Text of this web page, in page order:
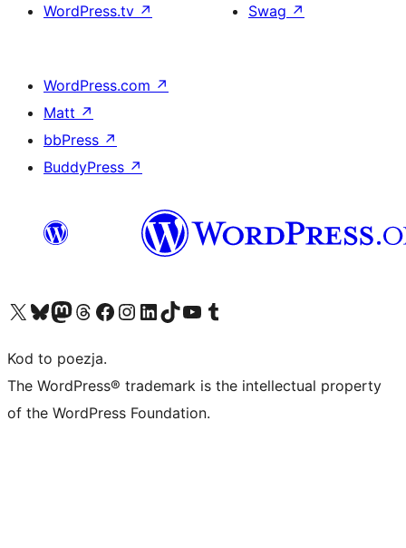
WordPress.tv ↗
Swag ↗
WordPress.com ↗
Matt ↗
bbPress ↗
BuddyPress ↗
Odwiedź nasze konto X (dawniej Twitter)
Odwiedź nasze konto Bluesky
Odwiedź nasze konto na Mastodoncie
Odwiedź naszego Threadsa
Odwiedź naszego Facebooka
Odwiedź nasze konto na Instagramie
Odwiedź nasze konto na LinkedIn
Odwiedź naszego TikToka
Odwiedź nasz kanał YouTube
Odwiedź naszego Tumblra
Kod to poezja.
The WordPress® trademark is the intellectual property
of the WordPress Foundation.